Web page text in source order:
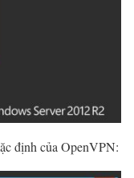
định của OpenVPN: